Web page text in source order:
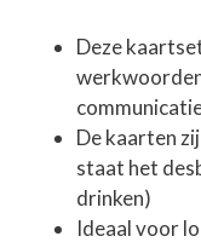
Deze
De kaarten
staat het
drinken)
Ideaal voor